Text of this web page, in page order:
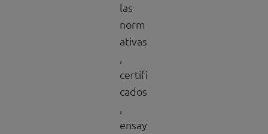
las
norm
ativas
,
certifi
cados
,
ensay